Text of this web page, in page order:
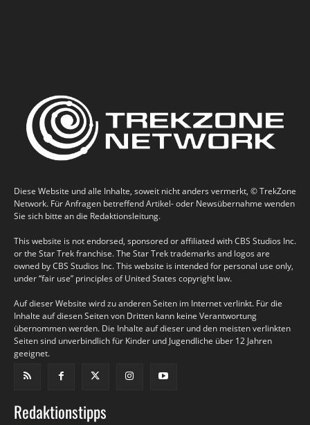
Diese Website und alle Inhalte, soweit nicht anders vermerkt, © TrekZone
Network. Für Anfragen betreffend Artikel- oder Newsübernahme wenden
Sie sich bitte an die Redaktionsleitung.
This website is not endorsed, sponsored or affiliated with CBS Studios Inc.
or the Star Trek franchise. The Star Trek trademarks and logos are
owned by CBS Studios Inc. This website is intended for personal use only,
under “fair use” principles of United States copyright law.
Auf dieser Website wird zu anderen Seiten im Internet verlinkt. Für die
Inhalte auf diesen Seiten von Dritten kann keine Verantwortung
übernommen werden. Die Inhalte auf dieser und den meisten verlinkten
Seiten sind unverbindlich für Kinder und Jugendliche über 12 Jahren
geeignet.
Redaktionstipps